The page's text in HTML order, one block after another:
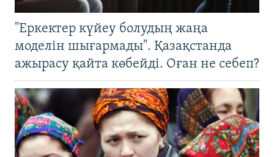
"Еркектер күйеу болудың жаңа
моделін шығармады". Қазақстанда
ажырасу қайта көбейді. Оған не себеп?